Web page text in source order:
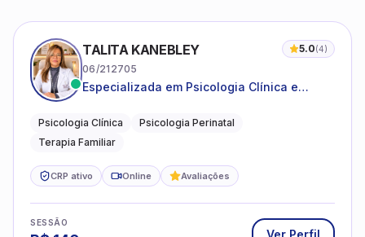
TALITA KANEBLEY 5.0(4)
06/212705
Especializada em Psicologia Clínica e
famílias
Psicologia Clínica
Psicologia Perinatal
Terapia Familiar
CRP ativo Online Avaliações
SESSÃO
Ver Perfil